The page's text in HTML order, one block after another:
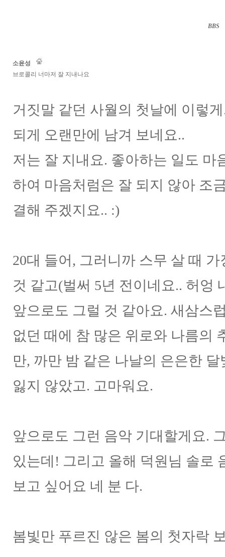
BBS
소윤성
브로콜리 너마저 잘 지내나요
거짓말 같던 사월의 첫날에 이렇
되게 오랜만에 남겨 보네요..
저는 잘 지내요. 좋아하는 일도 마
하여 마음처럼은 잘 되지 않아 조
결해 주겠지요.. :)
20대 들어, 그러니까 스무 살 때
것 같고(벌써 5년 전이네요.. 허엉
앞으로도 그럴 것 같아요. 새삼스
없던 때에 참 많은 위로와 나름의
만, 까만 밤 같은 나날의 은은한
잃지 않았고. 고마워요.
앞으로도 그런 음악 기대할게요.
있는데! 그리고 올해 덕원님 솔로
보고 싶어요 네 분 다.
봄빛만 푸르진 않은 봄의 첫자락